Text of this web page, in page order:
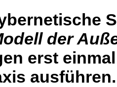
der
erst
ausführen.